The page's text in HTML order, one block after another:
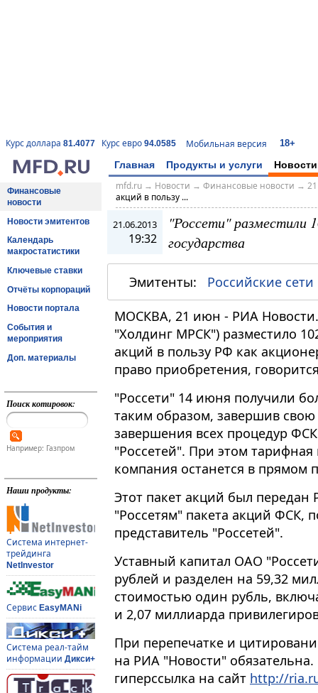
Курс доллара 81.4077 Курс евро 94.0585 Мобильная версия 18+
Главная Продукты и услуги Новости
Финансовые
новости
Новости эмитентов
Календарь
макростатистики
Ключевые ставки
Отчёты корпораций
Новости портала
События и
мероприятия
Доп. материалы
Поиск котировок:
Например: Газпром
Наши продукты:
Система интернет-
трейдинга
NetInvestor
Сервис EasyMANi
Система реал-тайм
информации Дикси+
mfd.ru→ Новости → Финансовые новости →
акций в пользу ...
21.06.2013
19:32
"Россети" разместили
государства
Эмитенты: Российские сети
МОСКВА, 21 июн - РИА
"Холдинг МРСК") разместило
акций в пользу РФ как
право приобретения,
"Россети" 14 июня получили
таким образом, завершив
завершения всех процедур
"Россетей". При этом
компания останется в прямом
Этот пакет акций был передан
"Россетям" пакета акций ФСК,
представитель "Россетей".
Уставный капитал ОАО
рублей и разделен на 59,32
стоимостью один рубль,
и 2,07 миллиарда
При перепечатке и
на РИА "Новости"
гиперссылка на сайт http://